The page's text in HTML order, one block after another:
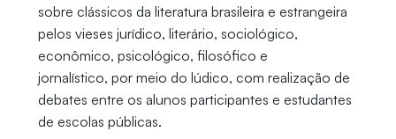
sobre clássicos da literatura brasileira e estrangeira
pelos vieses jurídico, literário, sociológico,
econômico, psicológico, filosófico e
jornalístico, por meio do lúdico, com realização de
debates entre os alunos participantes e estudantes
de escolas públicas.